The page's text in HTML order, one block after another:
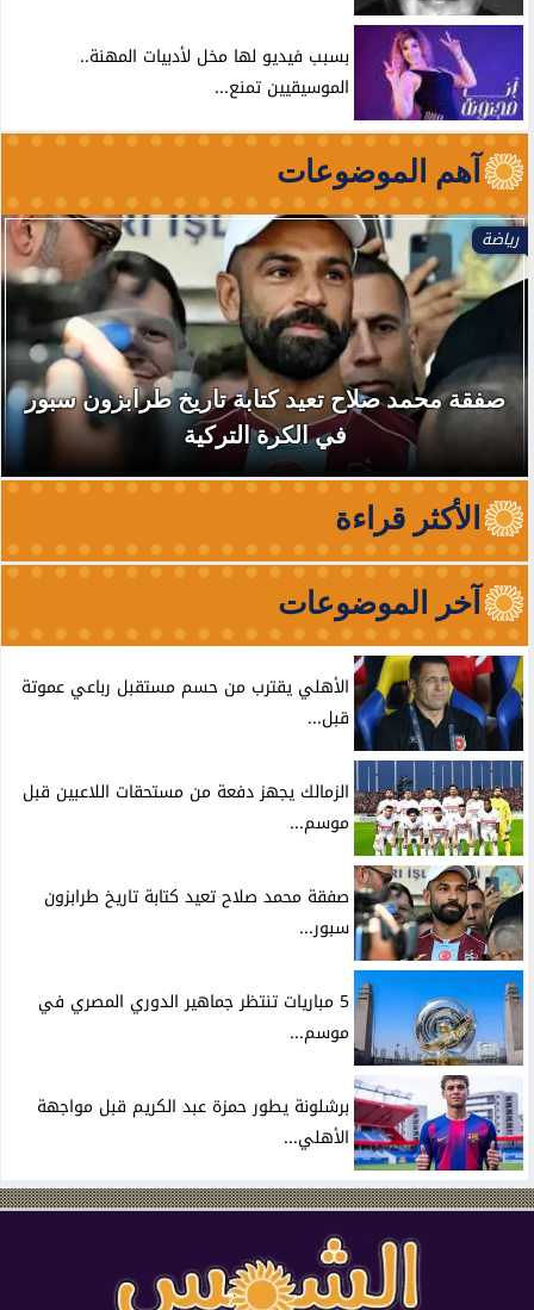
بسبب فيديو لها مخل لأدبيات المهنة..
الموسيقيين تمنع...
آهم الموضوعات
رياضة
صفقة محمد صلاح تعيد كتابة تاريخ طرابزون سبور
في الكرة التركية
الأكثر قراءة
آخر الموضوعات
الأهلي يقترب من حسم مستقبل رباعي عموتة
قبل...
الزمالك يجهز دفعة من مستحقات اللاعبين قبل
موسم...
صفقة محمد صلاح تعيد كتابة تاريخ طرابزون
سبور...
5 مباريات تنتظر جماهير الدوري المصري في
موسم...
برشلونة يطور حمزة عبد الكريم قبل مواجهة
الأهلي...